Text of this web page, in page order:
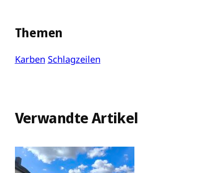
Themen
Karben Schlagzeilen
Verwandte Artikel